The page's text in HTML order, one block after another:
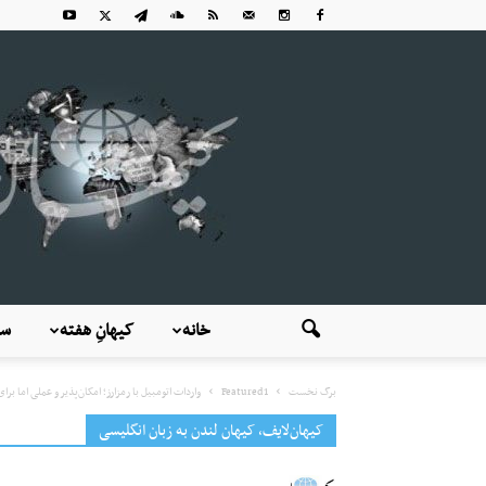
کیهانِ هفته خانه
برگ نخست Featured1 واردات اتومبیل با رمزارز؛ امکان‌پذیر و عملی اما
کیهان‌لایف، کیهان لندن به زبان انگلیسی